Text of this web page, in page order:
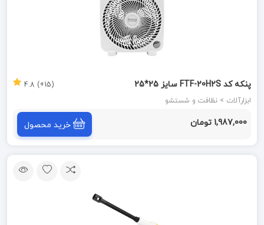
پنکه کد FTF-20H2S سایز 25*25
ابزارآلات > نظافت و شستشو
(15+) 4.8
1,987,000 تومان خرید محصول